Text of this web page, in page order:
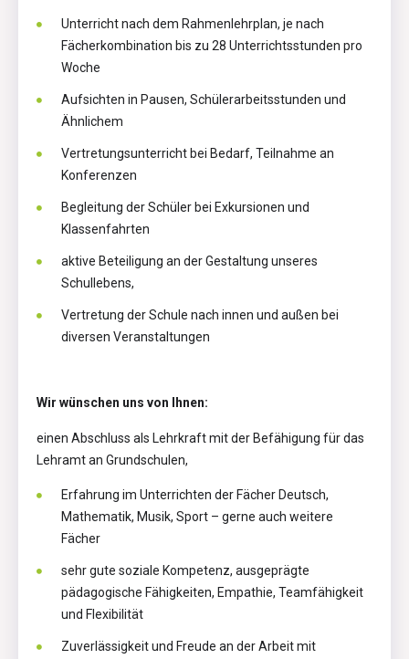
Unterricht nach dem Rahmenlehrplan, je nach
Fächerkombination bis zu 28 Unterrichtsstunden pro
Woche
Aufsichten in Pausen, Schülerarbeitsstunden und
Ähnlichem
Vertretungsunterricht bei Bedarf, Teilnahme an
Konferenzen
Begleitung der Schüler bei Exkursionen und
Klassenfahrten
aktive Beteiligung an der Gestaltung unseres
Schullebens,
Vertretung der Schule nach innen und außen bei
diversen Veranstaltungen
Wir wünschen uns von Ihnen:
einen Abschluss als Lehrkraft mit der Befähigung für das
Lehramt an Grundschulen,
Erfahrung im Unterrichten der Fächer Deutsch,
Mathematik, Musik, Sport – gerne auch weitere
Fächer
sehr gute soziale Kompetenz, ausgeprägte
pädagogische Fähigkeiten, Empathie, Teamfähigkeit
und Flexibilität
Zuverlässigkeit und Freude an der Arbeit mit